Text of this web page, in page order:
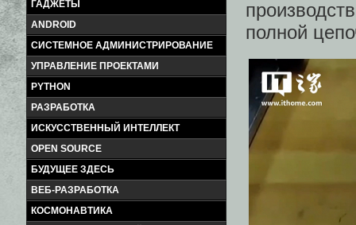
ГАДЖЕТЫ
ANDROID
СИСТЕМНОЕ АДМИНИСТРИРОВАНИЕ
УПРАВЛЕНИЕ ПРОЕКТАМИ
PYTHON
РАЗРАБОТКА
ИСКУССТВЕННЫЙ ИНТЕЛЛЕКТ
OPEN SOURCE
БУДУЩЕЕ ЗДЕСЬ
ВЕБ-РАЗРАБОТКА
КОСМОНАВТИКА
полной